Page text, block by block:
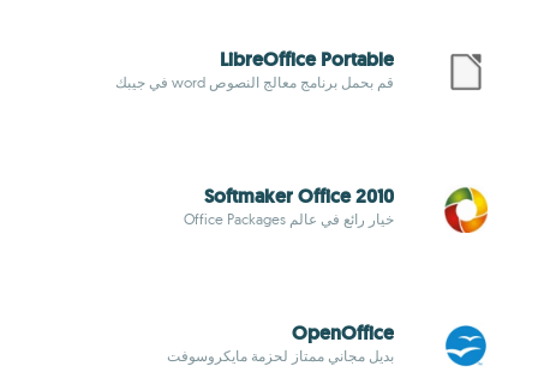
LibreOffice Portable
قم بحمل برنامج معالج النصوص word في جيبك
Softmaker Office 2010
خيار رائع في عالم Office Packages
OpenOffice
بديل مجاني ممتاز لحزمة مايكروسوفت